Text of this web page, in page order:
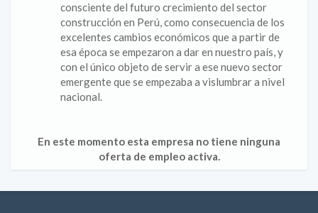
consciente del futuro crecimiento del sector
construcción en Perú, como consecuencia de los
excelentes cambios económicos que a partir de
esa época se empezaron a dar en nuestro país, y
con el único objeto de servir a ese nuevo sector
emergente que se empezaba a vislumbrar a nivel
nacional.
En este momento esta empresa no tiene ninguna
oferta de empleo activa.